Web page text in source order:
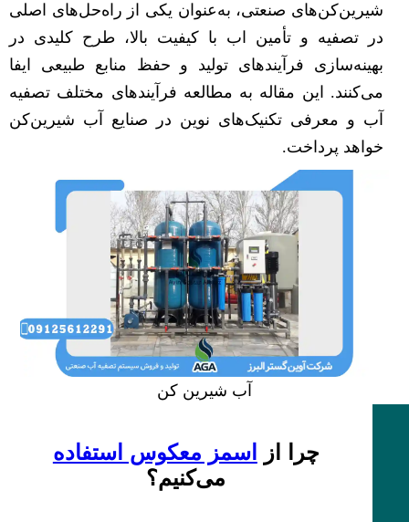
شیرین‌کن‌های صنعتی، به‌عنوان یکی از راه‌حل‌های اصلی
در تصفیه و تأمین اب با کیفیت بالا، طرح کلیدی در
بهینه‌سازی فرآیندهای تولید و حفظ منابع طبیعی ایفا
می‌کنند. این مقاله به مطالعه فرآیندهای مختلف تصفیه
آب و معرفی تکنیک‌های نوین در صنایع آب شیرین‌کن
خواهد پرداخت.
آب شیرین کن
چرا از
اسمز معکوس استفاده
می‌کنیم؟